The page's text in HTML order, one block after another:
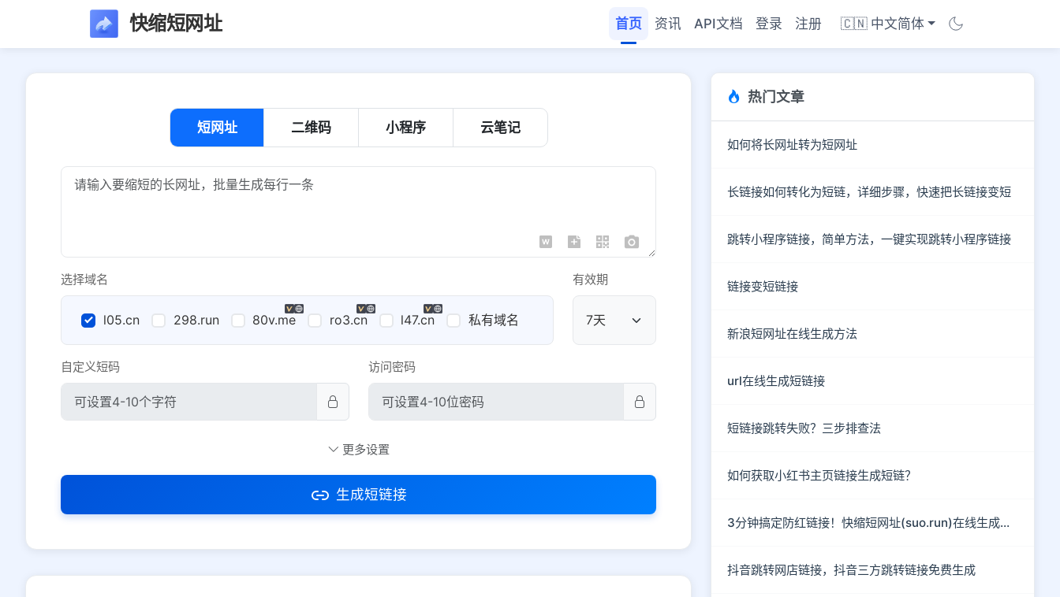
快缩短网址 首页 资讯 API文档 登录 注册 🇨🇳 中文简体
短网址 二维码 小程序 云笔记
选择域名
l05.cn 298.run 80v.me ro3.cn l47.cn 私有域名 公共域名
有效期
自定义短码 访问密码
社交平台 电商平台
选择防红平台类型，避免链接被拦截
平台设置
iOS Android PC 其他
更多设置
生成短链接
热门文章
如何将长网址转为短网址
长链接如何转化为短链，详细步骤，快速把长链接变短
跳转小程序链接，简单方法，一键实现跳转小程序链接
链接变短链接
新浪短网址在线生成方法
url在线生成短链接
短链接跳转失败？三步排查法
如何获取小红书主页链接生成短链？
3分钟搞定防红链接！快缩短网址(suo.run)在线生成指南
抖音跳转网店链接，抖音三方跳转链接免费生成